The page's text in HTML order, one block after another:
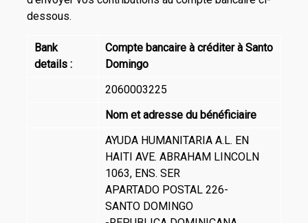
dessous.
Bank
details :
Compte bancaire à créditer à Santo
Domingo
2060003225
Nom et adresse du bénéficiaire
AYUDA HUMANITARIA A.L. EN
HAITI AVE. ABRAHAM LINCOLN
1063, ENS. SER
APARTADO POSTAL 226-
SANTO DOMINGO